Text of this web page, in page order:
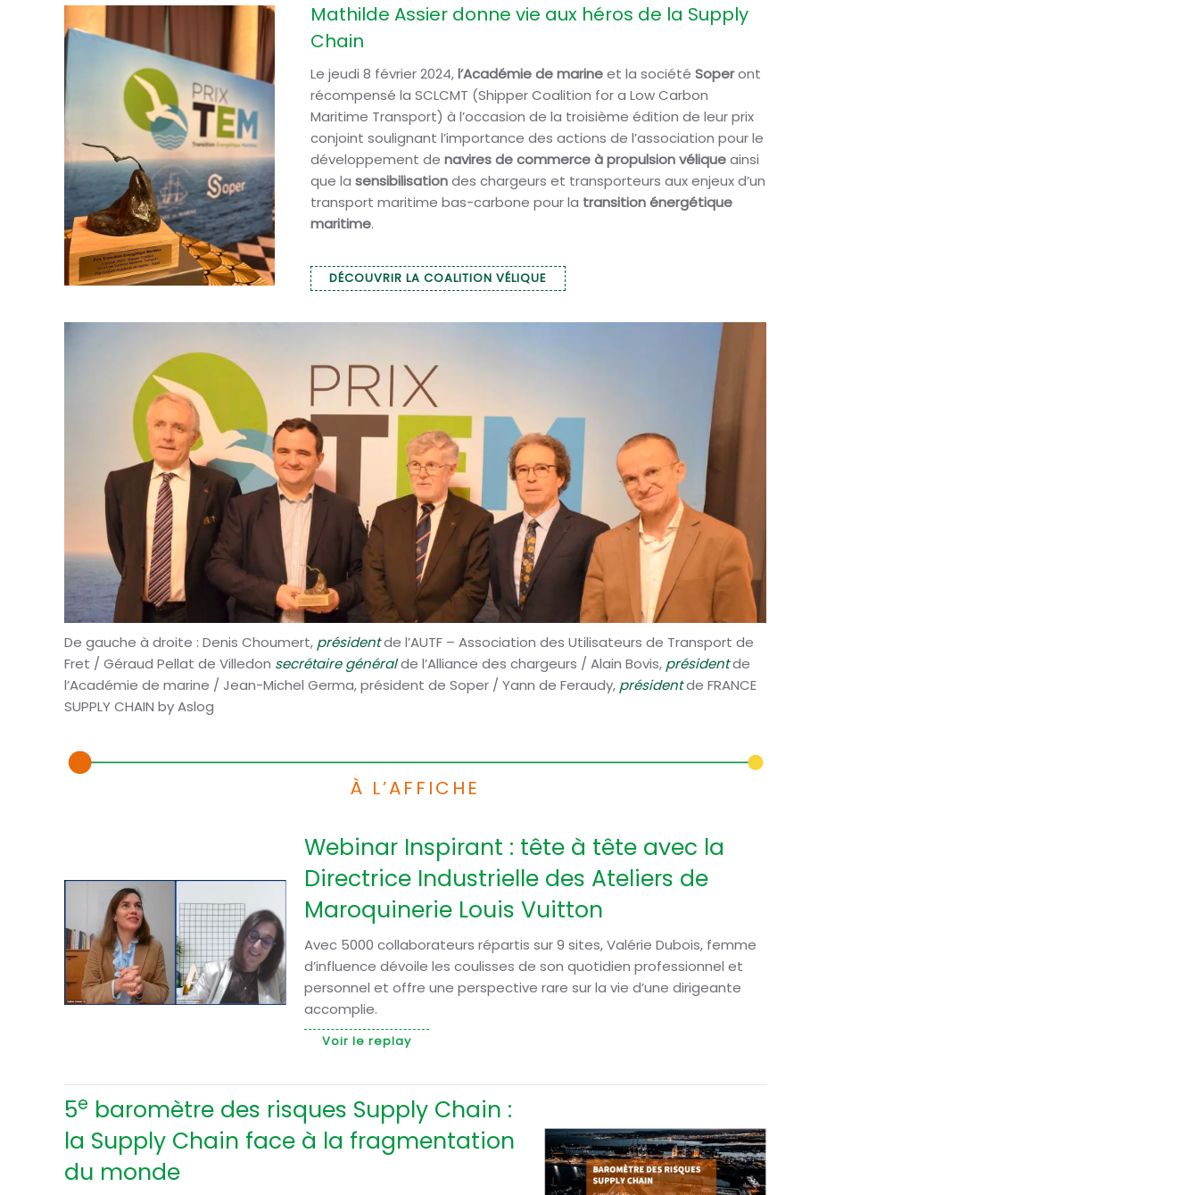
Mathilde Assier donne vie aux héros de la Supply
Chain
Le jeudi 8 février 2024,l’Académie de marineet la société Soperont
récompensé la SCLCMT (Shipper Coalition for a Low Carbon
Maritime Transport) à l’occasion de la troisième édition de leur prix
conjoint soulignant l’importance des actions de l’association pour le
développement de navires de commerce à propulsion véliqueainsi
que la sensibilisationdes chargeurs et transporteurs aux enjeux d’un
transport maritime bas-carbone pour la transition énergétique
maritime.
DÉCOUVRIR LA COALITION VÉLIQUE
De gauche à droite : Denis Choumert, présidentde l’AUTF – Association des Utilisateurs de Transport de
Fret / Géraud Pellat de Villedon secrétaire généralde l’Alliance des chargeurs / Alain Bovis, présidentde
l’Académie de marine / Jean-Michel Germa, président de Soper / Yann de Feraudy, présidentde FRANCE
SUPPLY CHAIN by Aslog
À L’AFFICHE
Webinar Inspirant : tête à tête avec la
Directrice Industrielle des Ateliers de
Maroquinerie Louis Vuitton
Avec 5000 collaborateurs répartis sur 9 sites, Valérie Dubois, femme
d’influence dévoile les coulisses de son quotidien professionnel et
personnel et offre une perspective rare sur la vie d’une dirigeante
accomplie.
Voir le replay
5e baromètre des risques Supply Chain :
la Supply Chain face à la fragmentation
du monde